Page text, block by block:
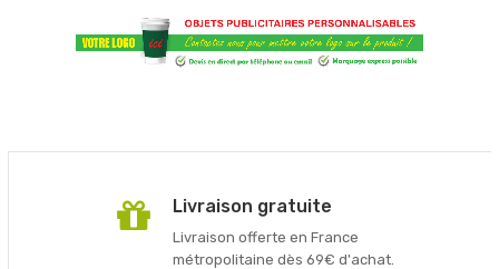
Livraison gratuite
Livraison offerte en France
métropolitaine dès 69€ d'achat.